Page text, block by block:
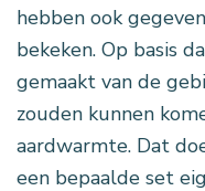
hebben ook
bekeken. Op basis
gemaakt van de
zouden kunnen
aardwarmte. Dat
een bepaalde set